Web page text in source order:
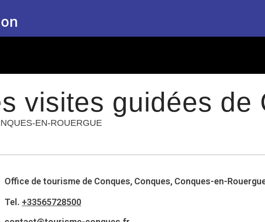
visites guidées de
EN-ROUERGUE
Office de tourisme de Conques, Conques, Conques-en-
Tel. +33565728500